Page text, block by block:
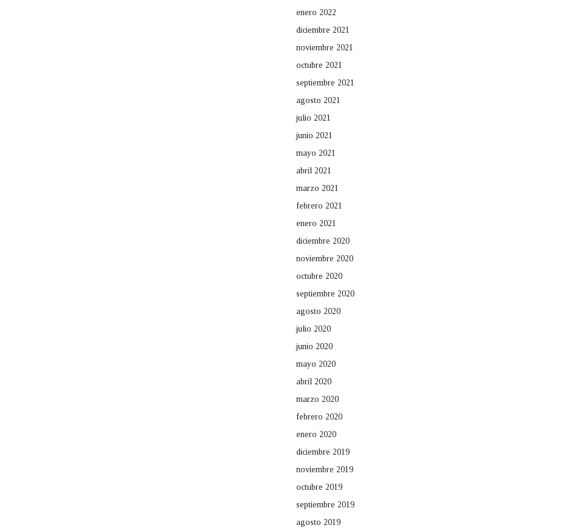
enero 2022
diciembre 2021
noviembre 2021
octubre 2021
septiembre 2021
agosto 2021
julio 2021
junio 2021
mayo 2021
abril 2021
marzo 2021
febrero 2021
enero 2021
diciembre 2020
noviembre 2020
octubre 2020
septiembre 2020
agosto 2020
julio 2020
junio 2020
mayo 2020
abril 2020
marzo 2020
febrero 2020
enero 2020
diciembre 2019
noviembre 2019
octubre 2019
septiembre 2019
agosto 2019